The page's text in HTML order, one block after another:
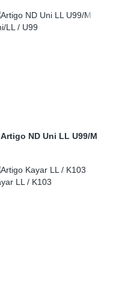
Artigo ND Uni LL U99/M